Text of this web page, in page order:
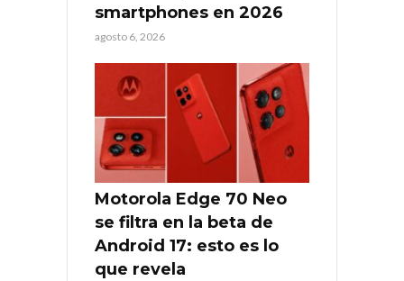
smartphones en 2026
agosto 6, 2026
Motorola Edge 70 Neo
se filtra en la beta de
Android 17: esto es lo
que revela